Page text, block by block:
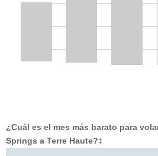
¿Cuál es el mes más barato para
Springs a Terre Haute?‡